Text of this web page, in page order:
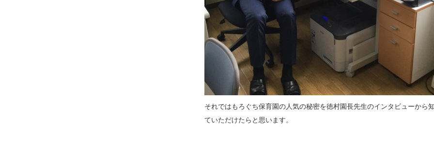
それではもろぐち保育園の人気の秘密を徳村園長先生のインタビューから
ていただけたらと思います。